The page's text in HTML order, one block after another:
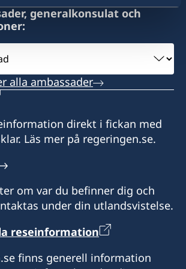
söndagar, tisdagar och
till 12:00
generalkonsulat och
alla ambassader
direkt i fickan med
Läs mer på regeringen.se.
om var du befinner dig och
under din utlandsvistelse.
reseinformation
finns generell information